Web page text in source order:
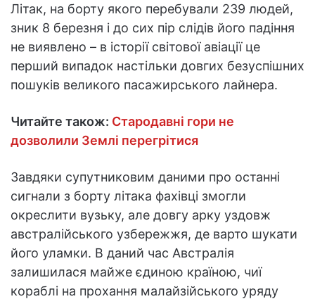
Літак, на борту якого перебували 239 людей,
зник 8 березня і до сих пір слідів його падіння
не виявлено – в історії світової авіації це
перший випадок настільки довгих безуспішних
пошуків великого пасажирського лайнера.
Читайте також: Стародавні гори не
дозволили Землі перегрітися
Завдяки супутниковим даними про останні
сигнали з борту літака фахівці змогли
окреслити вузьку, але довгу арку уздовж
австралійського узбережжя, де варто шукати
його уламки. В даний час Австралія
залишилася майже єдиною країною, чиї
кораблі на прохання малайзійського уряду